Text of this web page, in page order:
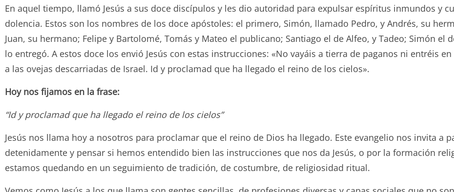
En aquel tiempo, llamó Jesús a sus doce discípulos y les dio autoridad para expulsar espíritus inmundos y
dolencia. Estos son los nombres de los doce apóstoles: el primero, Simón, llamado Pedro, y Andrés, su
Juan, su hermano; Felipe y Bartolomé, Tomás y Mateo el publicano; Santiago el de Alfeo, y Tadeo; Simón el
lo entregó. A estos doce los envió Jesús con estas instrucciones: «No vayáis a tierra de paganos ni entréis
a las ovejas descarriadas de Israel. Id y proclamad que ha llegado el reino de los cielos».
Hoy nos fijamos en la frase:
“Id y proclamad que ha llegado el reino de los cielos”
Jesús nos llama hoy a nosotros para proclamar que el reino de Dios ha llegado. Este evangelio nos invita a
detenidamente y pensar si hemos entendido bien las instrucciones que nos da Jesús, o por la formación
estamos quedando en un seguimiento de tradición, de costumbre, de religiosidad ritual.